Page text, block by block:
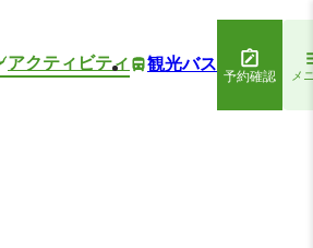
アクティビティ 観光バス
予約確認 メ